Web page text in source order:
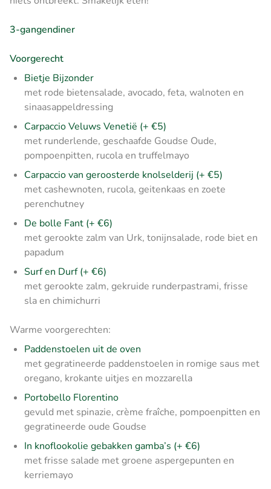
3-gangendiner
Voorgerecht
Bietje Bijzonder
met rode bietensalade, avocado, feta, walnoten en
sinaasappeldressing
Carpaccio Veluws Venetië (+ €5)
met runderlende, geschaafde Goudse Oude,
pompoenpitten, rucola en truffelmayo
Carpaccio van geroosterde knolselderij (+ €5)
met cashewnoten, rucola, geitenkaas en zoete
perenchutney
De bolle Fant (+ €6)
met gerookte zalm van Urk, tonijnsalade, rode biet en
papadum
Surf en Durf (+ €6)
met gerookte zalm, gekruide runderpastrami, frisse
sla en chimichurri
Warme voorgerechten:
Paddenstoelen uit de oven
met gegratineerde paddenstoelen in romige saus met
oregano, krokante uitjes en mozzarella
Portobello Florentino
gevuld met spinazie, crème fraîche, pompoenpitten en
gegratineerde oude Goudse
In knoflookolie gebakken gamba’s (+ €6)
met frisse salade met groene aspergepunten en
kerriemayo